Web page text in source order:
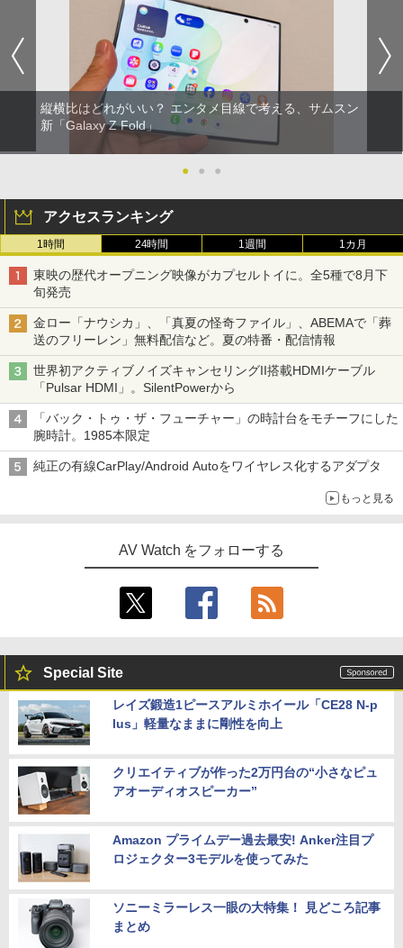
縦横比はどれがいい？ エンタメ目線で考える、サムスン
新「Galaxy Z Fold」
● ● ●
アクセスランキング
1時間 24時間 1週間 1カ月
東映の歴代オープニング映像がカプセルトイに。全5種で8月下
旬発売
金ロー「ナウシカ」、「真夏の怪奇ファイル」、ABEMAで「葬
送のフリーレン」無料配信など。夏の特番・配信情報
世界初アクティブノイズキャンセリングII搭載HDMIケーブル
「Pulsar HDMI」。SilentPowerから
「バック・トゥ・ザ・フューチャー」の時計台をモチーフにした
腕時計。1985本限定
純正の有線CarPlay/Android Autoをワイヤレス化するアダプタ
もっと見る
AV Watch をフォローする
Special Site
レイズ鍛造1ピースアルミホイール「CE28 N-p
lus」軽量なままに剛性を向上
クリエイティブが作った2万円台の“小さなピュ
アオーディオスピーカー”
Amazon プライムデー過去最安! Anker注目プ
ロジェクター3モデルを使ってみた
ソニーミラーレス一眼の大特集！ 見どころ記事
まとめ